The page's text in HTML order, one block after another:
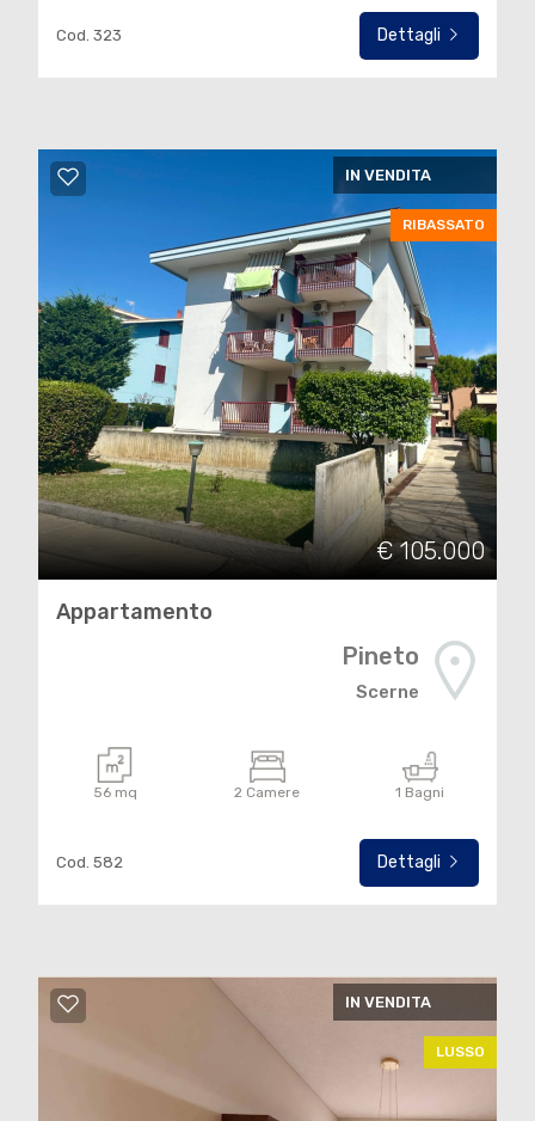
Cod. 323 Dettagli
IN VENDITA
RIBASSATO
€ 105.000
Appartamento
Pineto
Scerne
56 mq 2 Camere 1 Bagni
Cod. 582 Dettagli
IN VENDITA
LUSSO